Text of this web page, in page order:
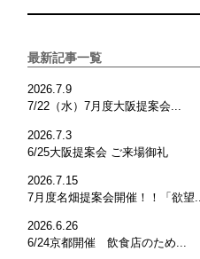
最新記事一覧
2026.7.9
7/22（水）7月度大阪提案会...
2026.7.3
6/25大阪提案会 ご来場御礼
2026.7.15
7月度名畑提案会開催！！「欲望...
2026.6.26
6/24京都開催 飲食店のため...